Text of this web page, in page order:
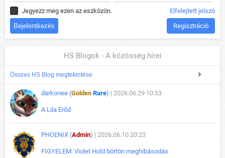
Jegyezz meg ezen az eszközön. Elfelejtett jelszó
Regisztráció
HS Blogok - A közösség hírei
Összes HS Blog megtekintése
darkonee (Golden Rare) | 2026.06.29 10:53
A Lila Erőd
PHOENIX (Admin) | 2026.06.10 20:23
FIGYELEM: Violet Hold börtön meghibásodás